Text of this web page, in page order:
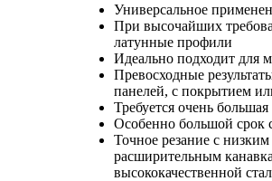
Универсальное
При высочайших
латунные профили
Идеально подходит для
Превосходные
панелей, с покрытием
Требуется очень
Особенно большой срок
Точное резание с
расширительным
высококачественной